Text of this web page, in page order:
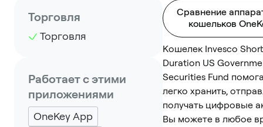
Торговля
Торговля
Работает с этими
приложениями
OneKey App
Сравнение
кошельков
Кошелек Invesco Short
Duration US
Securities Fund
легко хранить,
получать цифровые
Вы можете в любое